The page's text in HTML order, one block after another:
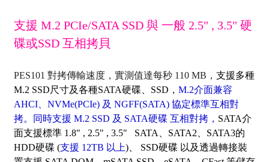
支援 M.2 PCIe/SATA SSD 與 一般 2.5" , 3.5" 硬
碟或SSD 互相拷貝
PES101 對拷傳輸速度，實測值達每秒 110 MB ， 支援多種
M.2 SSD尺寸及各種SATA硬碟、SSD， M.2介面兼容
AHCI、NVMe(PCIe) 及 NGFF(SATA) 協定標準互相對
拷。同時支援 M.2 SSD 及 SATA硬碟 互相對拷， SATA介
面支援標準 1.8" , 2.5" , 3.5" SATA、SATA2、SATA3的
HDD硬碟 (支援 12TB 以上)、 SSD硬碟 以及透過轉接裝